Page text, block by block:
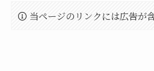
当ページのリンクには広告が